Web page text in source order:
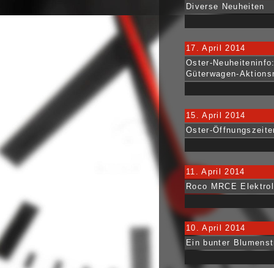
Diverse Neuheiten
17. April 2014
Oster-
Güterwagen-
15. April 2014
Oster-
11. April 2014
Roco MRCE
10. April 2014
Ein bunter